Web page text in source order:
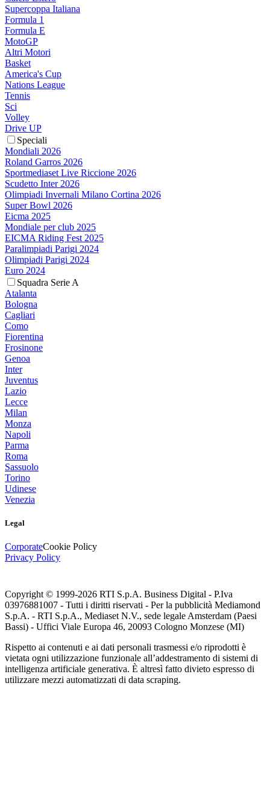
Supercoppa Italiana
Formula 1
Formula E
MotoGP
Altri Motori
Basket
America's Cup
Nations League
Tennis
Sci
Volley
Drive UP
Speciali
Mondiali 2026
Roland Garros 2026
Sportmediaset Live Riccione 2026
Scudetto Inter 2026
Olimpiadi Invernali Milano Cortina 2026
Super Bowl 2026
Eicma 2025
Mondiale per club 2025
EICMA Riding Fest 2025
Paralimpiadi Parigi 2024
Olimpiadi Parigi 2024
Euro 2024
Squadra Serie A
Atalanta
Bologna
Cagliari
Como
Fiorentina
Frosinone
Genoa
Inter
Juventus
Lazio
Lecce
Milan
Monza
Napoli
Parma
Roma
Sassuolo
Torino
Udinese
Venezia
Legal
CorporateCookie Policy
Privacy Policy
Copyright © 1999-2026 RTI S.p.A. Business Digital - P.Iva
03976881007 - Tutti i diritti riservati - Per la pubblicità Mediamond
S.p.A. - RTI S.p.A., Mediaset N.V., sede legale Amsterdam (Paesi
Bassi) - Uffici Viale Europa 46, 20093 Cologno Monzese (MI)
Rispetto ai contenuti e ai dati personali trasmessi e/o riprodotti è
vietata ogni utilizzazione funzionale all’addestramento di sistemi di
intelligenza artificiale generativa. È altresì fatto divieto espresso di
utilizzare mezzi automatizzati di data scraping.